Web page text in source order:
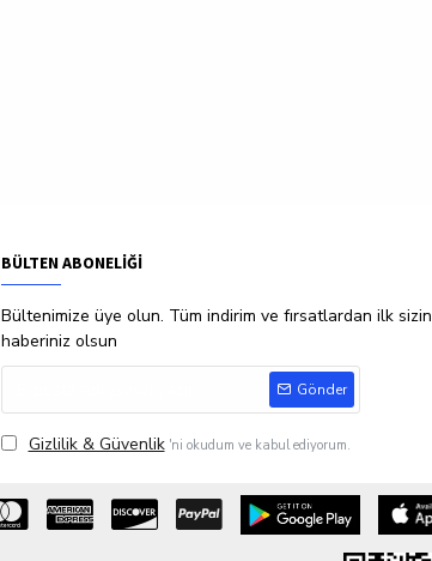
BÜLTEN ABONELİĞİ
Bültenimize üye olun. Tüm indirim ve fırsatlardan ilk sizin
haberiniz olsun
Gönder
Gizlilik & Güvenlik 'ni okudum ve kabul ediyorum.